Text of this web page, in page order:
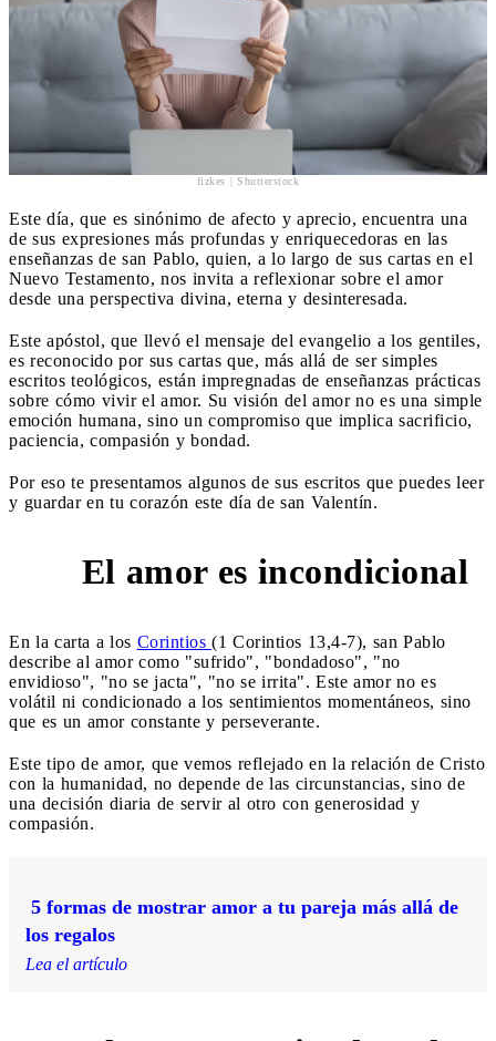
fizkes | Shutterstock
Este día, que es sinónimo de afecto y aprecio, encuentra una
de sus expresiones más profundas y enriquecedoras en las
enseñanzas de san Pablo, quien, a lo largo de sus cartas en el
Nuevo Testamento, nos invita a reflexionar sobre el amor
desde una perspectiva divina, eterna y desinteresada.
Este apóstol, que llevó el mensaje del evangelio a los gentiles,
es reconocido por sus cartas que, más allá de ser simples
escritos teológicos, están impregnadas de enseñanzas prácticas
sobre cómo vivir el amor. Su visión del amor no es una simple
emoción humana, sino un compromiso que implica sacrificio,
paciencia, compasión y bondad.
Por eso te presentamos algunos de sus escritos que puedes leer
y guardar en tu corazón este día de san Valentín.
El amor es incondicional
En la carta a los Corintios (1 Corintios 13,4-7), san Pablo
describe al amor como "sufrido", "bondadoso", "no
envidioso", "no se jacta", "no se irrita". Este amor no es
volátil ni condicionado a los sentimientos momentáneos, sino
que es un amor constante y perseverante.
Este tipo de amor, que vemos reflejado en la relación de Cristo
con la humanidad, no depende de las circunstancias, sino de
una decisión diaria de servir al otro con generosidad y
compasión.
5 formas de mostrar amor a tu pareja más allá de
los regalos
Lea el artículo